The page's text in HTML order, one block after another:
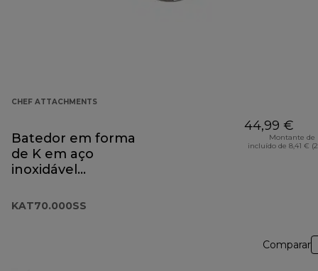
CHEF ATTACHMENTS
Batedor em forma
de K em aço
inoxidável
KAT70.000SS
44,99 €
Montante de
incluído de 8,41 €
Comparar